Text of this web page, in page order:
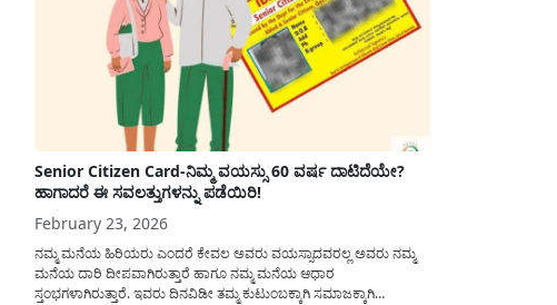
Senior Citizen Card-ನಿಮ್ಮ ವಯಸ್ಸು 60 ವರ್ಷ ದಾಟಿದೆಯೇ?
ಹಾಗಾದರೆ ಈ ಸವಲತ್ತುಗಳನ್ನು ಪಡೆಯಿರಿ!
February 23, 2026
ನಮ್ಮ ಮನೆಯ ಹಿರಿಯರು ಎಂದರೆ ಕೇವಲ ಅವರು ವಯಸ್ಸಾದವರಲ್ಲ ಅವರು ನಮ್ಮ
ಮನೆಯ ದಾರಿ ದೀಪವಾಗಿರುತ್ತಾರೆ ಹಾಗೂ ನಮ್ಮ ಮನೆಯ ಆಧಾರ
ಸ್ತಂಭಗಳಾಗಿರುತ್ತಾರೆ. ಇವರು ದಿನವಿಡೀ ತಮ್ಮ ಕುಟುಂಬಕ್ಕಾಗಿ ಸಮಾಜಕ್ಕಾಗಿ